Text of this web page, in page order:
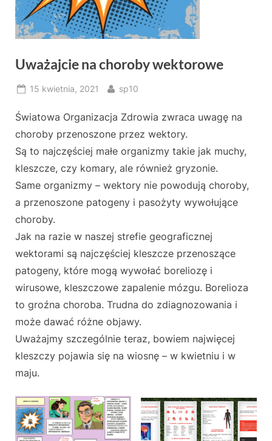
Uważajcie na choroby wektorowe
Posted
15 kwietnia, 2021 By
sp10
Światowa Organizacja Zdrowia zwraca uwagę na
choroby przenoszone przez wektory.
Są to najczęściej małe organizmy takie jak muchy,
kleszcze, czy komary, ale również gryzonie.
Same organizmy – wektory nie powodują choroby,
a przenoszone patogeny i pasożyty wywołujące
choroby.
Jak na razie w naszej strefie geograficznej
wektorami są najczęściej kleszcze przenoszące
patogeny, które mogą wywołać boreliozę i
wirusowe, kleszczowe zapalenie mózgu. Borelioza
to groźna choroba. Trudna do zdiagnozowania i
może dawać różne objawy.
Uważajmy szczególnie teraz, bowiem najwięcej
kleszczy pojawia się na wiosnę – w kwietniu i w
maju.